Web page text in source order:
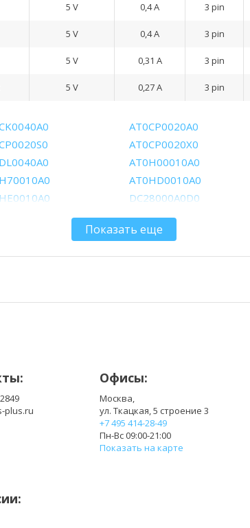
5 V 0,4 А 3 pin
5 V 0,4 А 3 pin
5 V 0,31 А 3 pin
5 V 0,27 А 3 pin
AT0CP0020A0
AT0CP0020X0
AT0H00010A0
AT0HD0010A0
DC28000A0D0
DC280008DD0
DC2800091D0
AC87
KSB06105HA-AL45
Показать еще
plus.ru
Офисы:
Москва,
ул. Ткацкая, 5 строение 3
+7 495 414-28-49
Пн-Вс 09:00-21:00
Показать на карте